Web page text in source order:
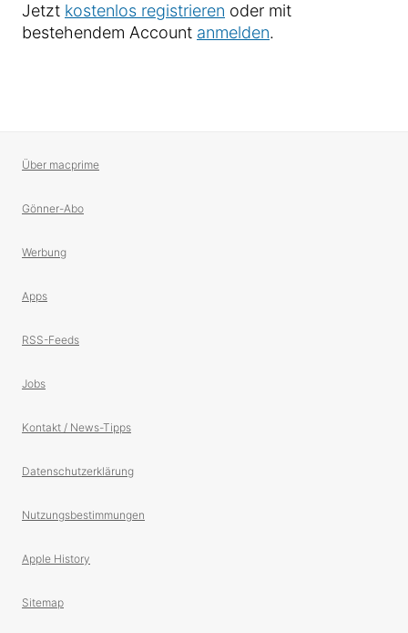
Jetzt kostenlos registrieren oder mit
bestehendem Account anmelden.
Über macprime
Gönner-Abo
Werbung
Apps
RSS-Feeds
Jobs
Kontakt / News-Tipps
Datenschutzerklärung
Nutzungsbestimmungen
Apple History
Sitemap